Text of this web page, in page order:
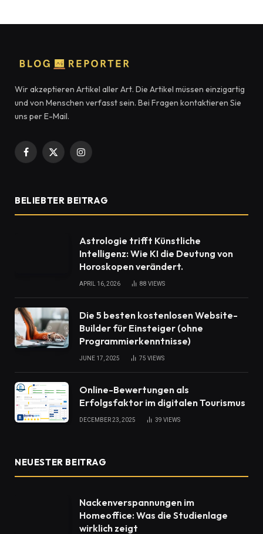
Wir akzeptieren Artikel aller Art. Die Artikel müssen einzigartig
und von Menschen verfasst sein. Bei Fragen kontaktieren Sie
uns per E-Mail.
Facebook
X
Instagram
BELIEBTER BEITRAG
Astrologie trifft Künstliche
Intelligenz: Wie KI die Deutung von
Horoskopen verändert.
APRIL 16, 2026 88 VIEWS
Die 5 besten kostenlosen Website-
Builder für Einsteiger (ohne
Programmierkenntnisse)
JUNE 17, 2025 75 VIEWS
Online-Bewertungen als
Erfolgsfaktor im digitalen Tourismus
DECEMBER 23, 2025 39 VIEWS
NEUESTER BEITRAG
Nackenverspannungen im
Homeoffice: Was die Studienlage
wirklich zeigt